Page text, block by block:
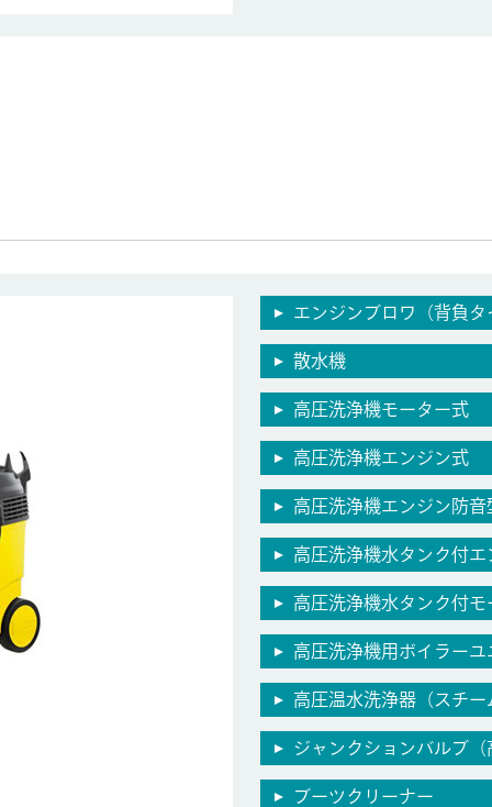
エンジンブロワ（背負タ
散水機
高圧洗浄機モーター式
高圧洗浄機エンジン式
高圧洗浄機エンジン防音
高圧洗浄機水タンク付エ
高圧洗浄機水タンク付モ
高圧洗浄機用ボイラーユ
高圧温水洗浄器（スチー
ジャンクションバルブ（
ブーツクリーナー